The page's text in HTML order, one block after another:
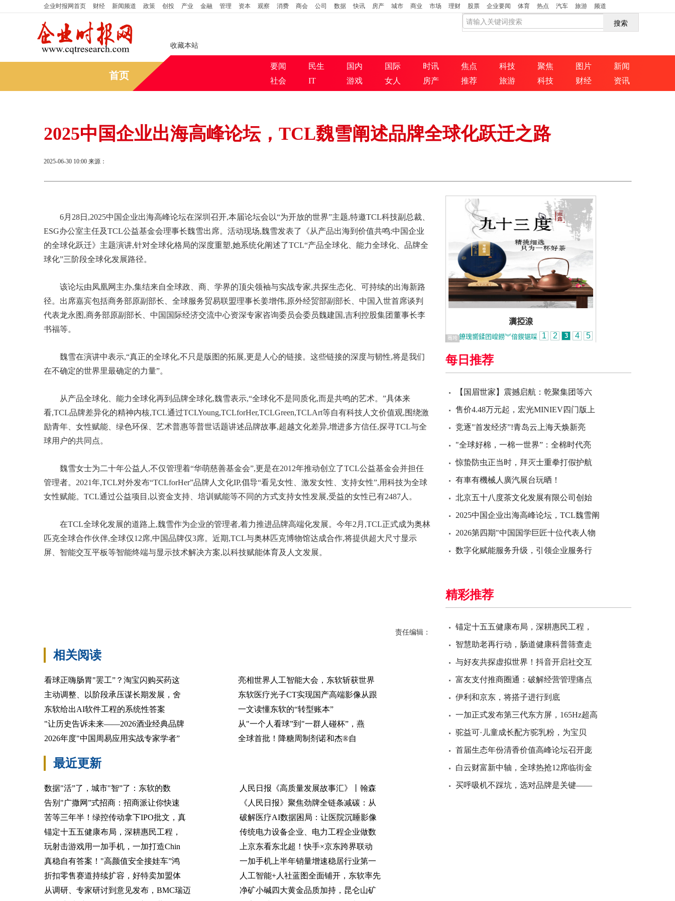
企业时报网首页 财经 新闻频道 政策 创投 产业 金融 管理 资本 观察 消费 商会 公司 数据 快讯 房产 城市 商业 市场 理财 股票 企业要闻 体育 热点 汽车 旅游 频道
收藏本站
搜索
首页
要闻 民生 国内 国际 时讯 焦点 科技 聚焦 图片
新闻
社会
IT 游戏 女人 房产 推荐 旅游 科技 财经 资讯
2025中国企业出海高峰论坛，TCL魏雪阐述品牌全球化跃迁之路
2025-06-30 10:00 来源：
6月28日,2025中国企业出海高峰论坛在深圳召开,本届论坛会以“为开放的世界”主题,特邀TCL科技副总裁、
ESG办公室主任及TCL公益基金会理事长魏雪出席。活动现场,魏雪发表了《从产品出海到价值共鸣:中国企业
的全球化跃迁》主题演讲,针对全球化格局的深度重塑,她系统化阐述了TCL“产品全球化、能力全球化、品牌全
球化”三阶段全球化发展路径。
该论坛由凤凰网主办,集结来自全球政、商、学界的顶尖领袖与实战专家,共探生态化、可持续的出海新路
径。出席嘉宾包括商务部原副部长、全球服务贸易联盟理事长姜增伟,原外经贸部副部长、中国入世首席谈判
代表龙永图,商务部原副部长、中国国际经济交流中心资深专家咨询委员会委员魏建国,吉利控股集团董事长李
书福等。
魏雪在演讲中表示,“真正的全球化,不只是版图的拓展,更是人心的链接。这些链接的深度与韧性,将是我们
在不确定的世界里最确定的力量”。
从产品全球化、能力全球化再到品牌全球化,魏雪表示,“全球化不是同质化,而是共鸣的艺术。”具体来
看,TCL品牌差异化的精神内核,TCL通过TCLYoung,TCLforHer,TCLGreen,TCLArt等自有科技人文价值观,围绕激
励青年、女性赋能、绿色环保、艺术普惠等普世话题讲述品牌故事,超越文化差异,增进多方信任,探寻TCL与全
球用户的共同点。
魏雪女士为二十年公益人,不仅管理着“华萌慈善基金会”,更是在2012年推动创立了TCL公益基金会并担任
管理者。2021年,TCL对外发布“TCLforHer”品牌人文化IP,倡导“看见女性、激发女性、支持女性”,用科技为全球
女性赋能。TCL通过公益项目,以资金支持、培训赋能等不同的方式支持女性发展,受益的女性已有2487人。
在TCL全球化发展的道路上,魏雪作为企业的管理者,着力推进品牌高端化发展。今年2月,TCL正式成为奥林
匹克全球合作伙伴,全球仅12席,中国品牌仅3席。近期,TCL与奥林匹克博物馆达成合作,将提供超大尺寸显示
屏、智能交互平板等智能终端与显示技术解决方案,以科技赋能体育及人文发展。
责任编辑：
相关阅读
看球正嗨肠胃"罢工”？淘宝闪购买药这
亮相世界人工智能大会，东软斩获世界
主动调整、以阶段承压谋长期发展，舍
东软医疗光子CT实现国产高端影像从跟
东软给出AI软件工程的系统性答案
一文读懂东软的“转型账本”
"让历史告诉未来——2026酒业经典品牌
从"一个人看球”到"一群人碰杯”，燕
2026年度"中国周易应用实战专家学者”
全球首批！降糖周制剂诺和杰®自
最近更新
数据"活”了，城市"智”了：东软的数
人民日报《高质量发展故事汇》丨翰森
告别"广撒网”式招商：招商派让你快速
《人民日报》聚焦劲牌全链条减碳：从
苦等三年半！绿控传动拿下IPO批文，真
破解医疗AI数据困局：让医院沉睡影像
锚定十五五健康布局，深耕惠民工程，
传统电力设备企业、电力工程企业做数
玩射击游戏用一加手机，一加打造Chin
上京东看东北超！快手×京东跨界联动
真稳自有答案！"高颜值安全接娃车”鸿
一加手机上半年销量增速稳居行业第一
折扣零售赛道持续扩容，好特卖加盟体
人工智能+人社蓝图全面铺开，东软率先
从调研、专家研讨到意见发布，BMC瑞迈
净矿小碱四大黄金品质加持，昆仑山矿
每日推荐
【国眉世家】震撼启航：乾聚集团等六
售价4.48万元起，宏光MINIEV四门版上
竞逐"首发经济”!青岛云上海天焕新亮
"全球好棉，一棉一世界”：全棉时代亮
惊蛰防虫正当时，拜灭士重拳打假护航
有車有機械人廣汽展台玩晒！
北京五十八度茶文化发展有限公司创始
2025中国企业出海高峰论坛，TCL魏雪阐
2026第四期"中国国学巨匠十位代表人物
数字化赋能服务升级，引领企业服务行
精彩推荐
锚定十五五健康布局，深耕惠民工程，
智慧助老再行动，肠道健康科普筛查走
与好友共探虚拟世界！抖音开启社交互
富友支付推商圈通：破解经营管理痛点
伊利和京东，将搭子进行到底
一加正式发布第三代东方屏，165Hz超高
驼益可·儿童成长配方驼乳粉，为宝贝
首届生态年份清香价值高峰论坛召开庞
白云财富新中轴，全球热抢12席临街金
买呼吸机不踩坑，选对品牌是关键——